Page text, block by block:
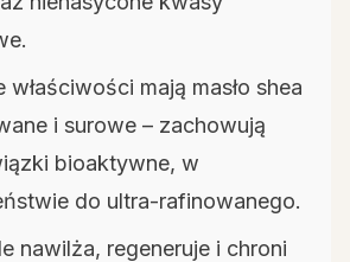
właściwości mają masło shea
i surowe – zachowują
bioaktywne, w
do ultra-rafinowanego.
nawilża, regeneruje i chroni